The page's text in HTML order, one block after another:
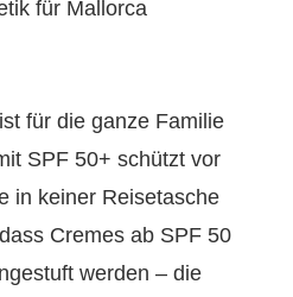
für die ganze Familie
SPF 50+ schützt vor
in keiner Reisetasche
Cremes ab SPF 50
werden – die